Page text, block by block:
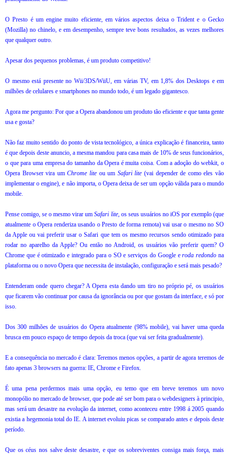
O Presto é um engine muito eficiente, em vários aspectos deixa o Trident e o Gecko
(Mozilla) no chinelo, e em desempenho, sempre teve bons resultados, as vezes melhores
que qualquer outro.
Apesar dos pequenos problemas, é um produto competitivo!
O mesmo está presente no Wii/3DS/WiiU, em várias TV, em 1,8% dos Desktops e em
milhões de celulares e smartphones no mundo todo, é um legado gigantesco.
Agora me pergunto: Por que a Opera abandonou um produto tão eficiente e que tanta gente
usa e gosta?
Não faz muito sentido do ponto de vista tecnológico, a única explicação é financeira, tanto
é que depois deste anuncio, a mesma mandou para casa mais de 10% de seus funcionários,
o que para uma empresa do tamanho da Opera é muita coisa. Com a adoção do webkit, o
Opera Browser vira umChrome lite ou um Safari lite (vai depender de como eles vão
implementar o engine), e não importa, o Opera deixa de ser um opção válida para o mundo
mobile.
Pense comigo, se o mesmo virar umSafari lite, os seus usuários no iOS por exemplo (que
atualmente o Opera renderiza usando o Presto de forma remota) vai usar o mesmo no SO
da Apple ou vai preferir usar o Safari que tem os mesmo recursos sendo otimizado para
rodar no aparelho da Apple? Ou então no Android, os usuários vão preferir quem? O
Chrome que é otimizado e integrado para o SO e serviços do Google eroda redondo na
plataforma ou o novo Opera que necessita de instalação, configuração e será mais pesado?
Entenderam onde quero chegar? A Opera esta dando um tiro no próprio pé, os usuários
que ficarem vão continuar por causa da ignorância ou por que gostam da interface, e só por
isso.
Dos 300 milhões de usuários do Opera atualmente (98% mobile), vai haver uma queda
brusca em pouco espaço de tempo depois da troca (que vai ser feita gradualmente).
E a consequência no mercado é clara: Teremos menos opções, a partir de agora teremos de
fato apenas 3 browsers na guerra: IE, Chrome e Firefox.
É uma pena perdermos mais uma opção, eu temo que em breve teremos um novo
monopólio no mercado de browser, que pode até ser bom para o webdesigners à principio,
mas será um desastre na evolução da internet, como aconteceu entre 1998 á 2005 quando
existia a hegemonia total do IE. A internet evoluiu picas se comparado antes e depois deste
período.
Que os céus nos salve deste desastre, e que os sobreviventes consiga mais força, mais